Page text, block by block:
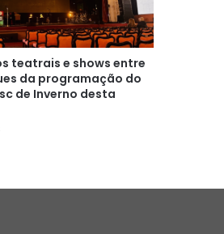
teatrais e shows entre
da programação do
de Inverno desta